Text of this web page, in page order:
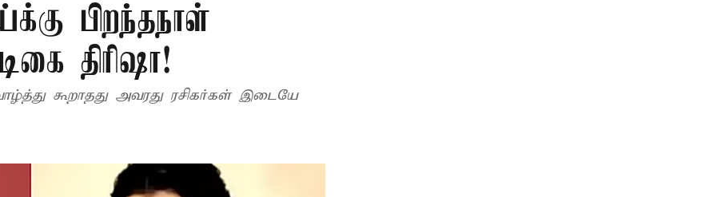
பிறந்தநாள்
திரிஷா!
கூறாதது அவரது ரசிகர்கள் இடையே